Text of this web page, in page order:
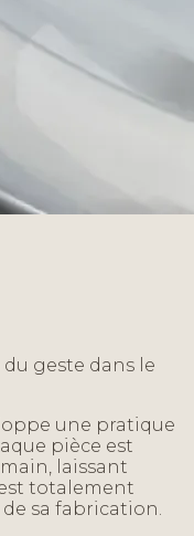
geste dans le
une pratique
pièce est
laissant
totalement
sa fabrication.